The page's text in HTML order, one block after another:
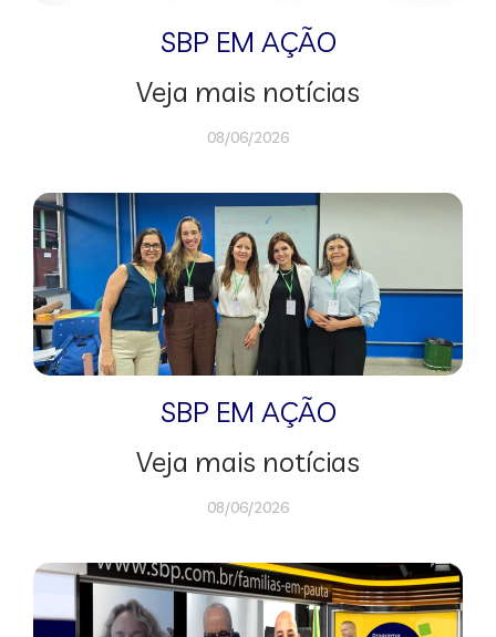
SBP EM AÇÃO
Veja mais notícias
08/06/2026
SBP EM AÇÃO
Veja mais notícias
08/06/2026